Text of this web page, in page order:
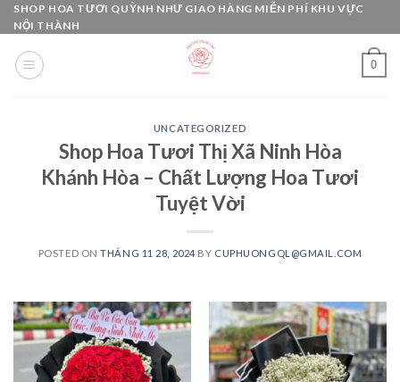
Skip
to
content
SHOP HOA TƯƠI QUỲNH NHƯ GIAO HÀNG MIỄN PHÍ KHU VỰC
NỘI THÀNH
0
UNCATEGORIZED
Shop Hoa Tươi Thị Xã Ninh Hòa
Khánh Hòa – Chất Lượng Hoa Tươi
Tuyệt Vời
POSTED ONTHÁNG 11 28, 2024 BY CUPHUONGQL@GMAIL.COM